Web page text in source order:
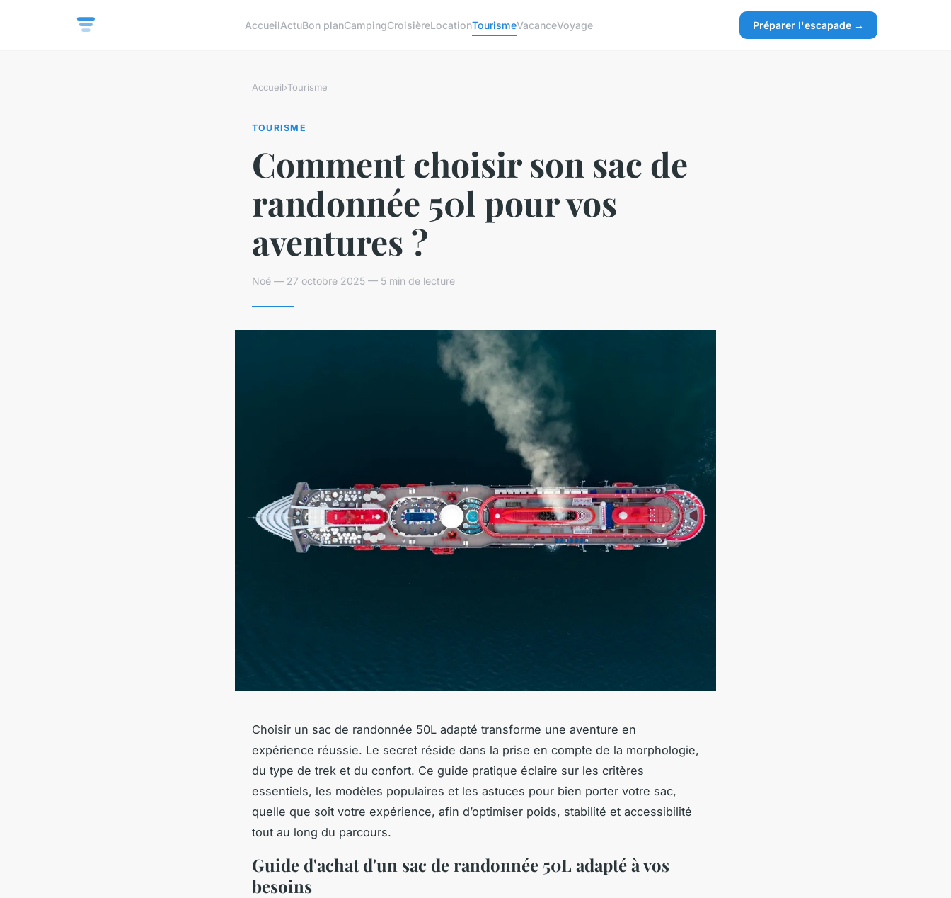
AccueilActuBon planCampingCroisièreLocationTourismeVacanceVoyage Préparer l'escapade →
Accueil›Tourisme
TOURISME
Comment choisir son sac de
randonnée 50l pour vos
aventures ?
Noé — 27 octobre 2025 — 5 min de lecture
Choisir un sac de randonnée 50L adapté transforme une aventure en
expérience réussie. Le secret réside dans la prise en compte de la morphologie,
du type de trek et du confort. Ce guide pratique éclaire sur les critères
essentiels, les modèles populaires et les astuces pour bien porter votre sac,
quelle que soit votre expérience, afin d’optimiser poids, stabilité et accessibilité
tout au long du parcours.
Guide d'achat d'un sac de randonnée 50L adapté à vos
besoins